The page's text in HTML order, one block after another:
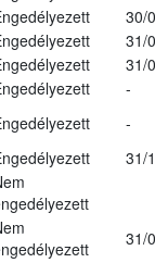
30/
31/
31/
-
-
31/
31/